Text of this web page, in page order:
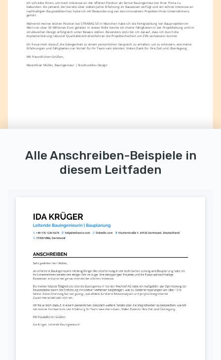
Ich schreibe Ihnen, um mein Interesse an der offenen Position als Senior Bauingenieur bei Ihrer Firma zu
bekunden. Als jemand, der bereits über sieben Jahre Erfahrung im Bauwesen verfügt und ein echtes Interesse an
nachhaltigen Baupraktiken hat, habe ich mit Bewunderung von den innovativen Projekten Ihres Unternehmens
gehört.
Während meiner letzten Position bei STRABAG SE in München habe ich die Fertigstellung von Bauprojekten im
Wert von über 50 Millionen Euro geleitet. In dieser Rolle konnte ich meine Fähigkeiten in der Projektleitung und im
strukturellen Design erfolgreich unter Beweis stellen. Besonders stolz bin ich darauf, dass ich durch die
Implementierung robuster Qualitätskontrollverfahren die Projektsicherheit um 25% verbessern konnte.
Ich freue mich darauf, die Gelegenheit zu einem persönlichen Gespräch zu erhalten, um zu erläutern, wie meine
Erfahrungen und Fähigkeiten von Vorteil für Ihr Team sein könnten. Vielen Dank für Ihre Zeit und Überlegung.
Mit freundlichen Grüßen,
Maximilian Müller, Bauingenieur | Strukturelles Design
Alle Anschreiben-Beispiele in
diesem Leitfaden